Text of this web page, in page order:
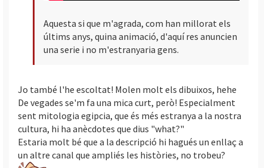
Aquesta si que m'agrada, com han millorat els
últims anys, quina animació, d'aquí res anuncien
una serie i no m'estranyaria gens.
Jo també l'he escoltat! Molen molt els dibuixos, hehe
De vegades se'm fa una mica curt, però! Especialment
sent mitologia egipcia, que és més estranya a la nostra
cultura, hi ha anècdotes que dius "what?"
Estaria molt bé que a la descripció hi hagués un enllaç a
un altre canal que ampliés les històries, no trobeu?